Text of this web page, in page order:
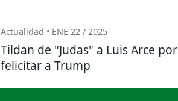
Actualidad • ENE 22 / 2025
Tildan de "Judas" a Luis Arce por
felicitar a Trump